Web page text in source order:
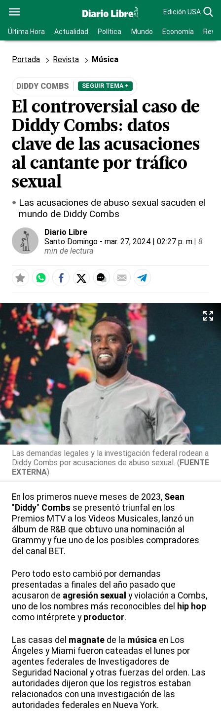
Edición USA
Última Hora Actualidad Política Mundo Economía
Portada Revista Música
DIDDY COMBS SEGUIR TEMA +
El controversial caso de
Diddy Combs: datos
clave de las acusaciones
al cantante por tráfico
sexual
Las acusaciones de abuso sexual sacuden el
mundo de Diddy Combs
Diario Libre
Santo Domingo - mar. 27, 2024 | 02:27 p. m.| 8
min de lectura
Las demandas legales y la investigación federal rodean a
Diddy Combs por acusaciones de abuso sexual. (FUENTE
EXTERNA)
En los primeros nueve meses de 2023, Sean
" Diddy" Combs se presentó triunfal en los
Premios MTV a los Videos Musicales, lanzó un
álbum de R&B que obtuvo una nominación al
Grammy y fue uno de los posibles compradores
del canal BET.
Pero todo esto cambió por demandas
presentadas a finales del año pasado que
acusaron de agresión sexual y violación a Combs,
uno de los nombres más reconocibles del hip hop
como intérprete y productor.
Las casas del magnate de la música en Los
Ángeles y Miami fueron cateadas el lunes por
agentes federales de Investigadores de
Seguridad Nacional y otras fuerzas del orden. Las
autoridades dijeron que los registros estaban
relacionados con una investigación de las
autoridades federales en Nueva York.